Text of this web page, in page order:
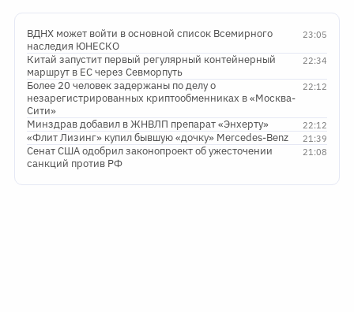
23:05
ВДНХ может войти в основной список Всемирного
наследия ЮНЕСКО
22:34
Китай запустит первый регулярный контейнерный
маршрут в ЕС через Севморпуть
22:12
Более 20 человек задержаны по делу о
незарегистрированных криптообменниках в «Москва-
Сити»
22:12
Минздрав добавил в ЖНВЛП препарат «Энхерту»
21:39
«Флит Лизинг» купил бывшую «дочку» Mercedes-Benz
21:08
Сенат США одобрил законопроект об ужесточении
санкций против РФ